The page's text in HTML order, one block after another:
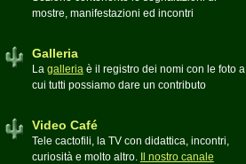
mostre, manifestazioni ed incontri
Galleria
La galleriaè il registro dei nomi con le foto a
cui tutti possiamo dare un contributo
spazio discutiamo SOLO di errori,
inesattezze, idee e altro inerenti l'argomento
Video Café
Tele cactofili, la TV con didattica, incontri,
curiosità e molto altro.
Il nostro canale